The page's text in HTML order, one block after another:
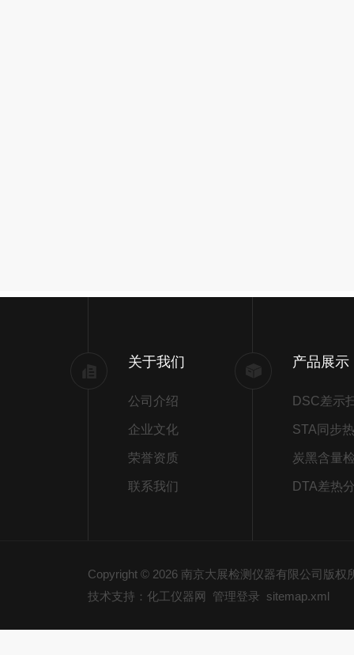
关于我们
公司介绍
企业文化
荣誉资质
联系我们
产品展示
炭黑含量
DTA差热
Copyright © 2026 南京大展检测仪器有限公司版权
技术支持：化工仪器网
管理登录 sitemap.xml